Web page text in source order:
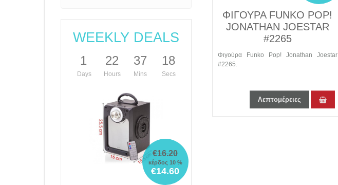
WEEKLY DEALS
1
Days
22
Hours
37
Mins
17
Secs
€16.20
κέρδος 10 %
€14.60
#2014
Φιγούρα Funko Pop! Animation: Looney
Tunes - Tasmanian Devil​ #2014 Vinyl
Figure.
Λεπτομέρειες
ΦΙΓΟΥΡΑ FUNKO POP!
JONATHAN JOESTAR
#2265
Φιγούρα Funko Pop! Jonathan Joestar
#2265.
Λεπτομέρειες